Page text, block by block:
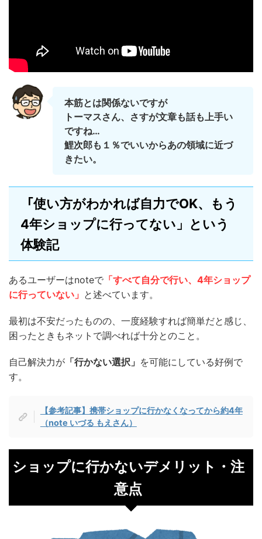
本筋とは関係ないですが
トーマスさん、さすが文章も話も上手い
ですね…
鯉次郎も１％でいいからあの領域に近づ
きたい。
「使い方がわかれば自力でOK、もう
4年ショップに行ってない」という
体験記
あるユーザーはnoteで 「すべて自分で行い、4年ショップ
に行っていない」 と述べています。
最初は不安だったものの、一度経験すれば簡単だと感じ、
困ったときもネットで調べれば十分とのこと。
自己解決力が 「行かない選択」 を可能にしている好例で
す。
【参考記事】携帯ショップに行かなくなってから約4年
（note いづる もえさん）
ショップに行かないデメリット・注
意点